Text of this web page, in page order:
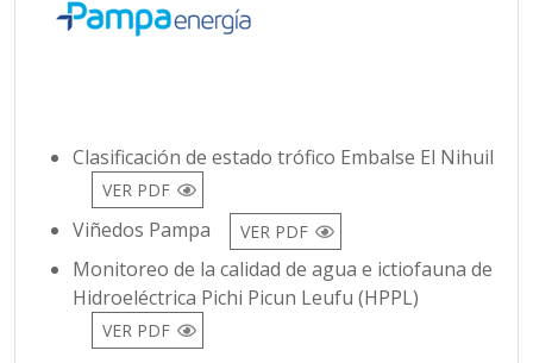
Clasificación de estado trófico Embalse El Nihuil
VER PDF
Viñedos Pampa VER PDF
Monitoreo de la calidad de agua e ictiofauna de
Hidroeléctrica Pichi Picun Leufu (HPPL)
VER PDF